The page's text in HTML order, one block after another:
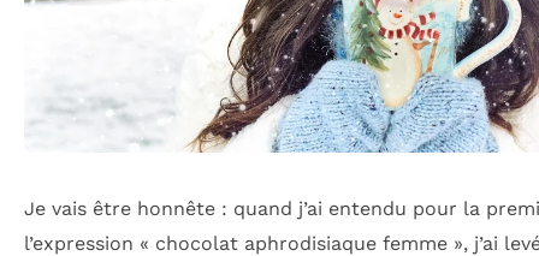
Je vais être honnête : quand j’ai entendu pour la
l’expression « chocolat aphrodisiaque femme », j’ai